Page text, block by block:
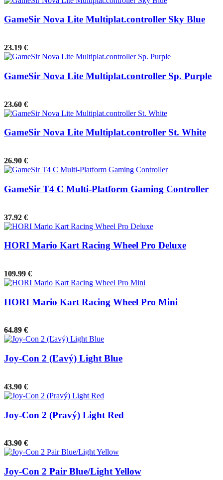
GameSir Nova Lite Multiplat.controller Sky Blue
23.19 €
GameSir Nova Lite Multiplat.controller Sp. Purple
23.60 €
GameSir Nova Lite Multiplat.controller St. White
26.90 €
GameSir T4 C Multi-Platform Gaming Controller
37.92 €
HORI Mario Kart Racing Wheel Pro Deluxe
109.99 €
HORI Mario Kart Racing Wheel Pro Mini
64.89 €
Joy-Con 2 (Ľavý) Light Blue
43.90 €
Joy-Con 2 (Pravý) Light Red
43.90 €
Joy-Con 2 Pair Blue/Light Yellow